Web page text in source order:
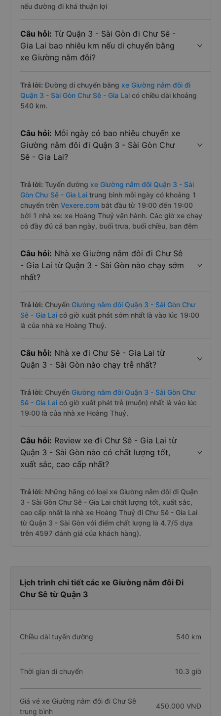
nếu đường đi khá thuận lợi
Câu hỏi: Từ Quận 3 - Sài Gòn đi Chư Sê -
Gia Lai bao nhiêu km nếu di chuyển bằng
xe Giường nằm đôi?
Trả lời: Đường di chuyển bằng xe Giường nằm đôi đi
Quận 3 - Sài Gòn Chư Sê - Gia Lai có chiều dài khoảng
540 km.
Câu hỏi: Mỗi ngày có bao nhiêu chuyến xe
Giường nằm đôi đi Quận 3 - Sài Gòn Chư
Sê - Gia Lai?
Trả lời: Tuyến đường xe Giường nằm đôi Quận 3 - Sài
Gòn Chư Sê - Gia Lai trung bình mỗi ngày có khoảng 1
chuyến trên Vexere.com bắt đầu từ 19:00 đến 19:00
bởi 1 nhà xe: xe Hoàng Thuỷ vận hành. Các giờ xe chạy
có đầy đủ cả ban ngày, buổi trưa, buổi chiều, ban đêm
Câu hỏi: Nhà xe Giường nằm đôi đi Chư Sê
- Gia Lai từ Quận 3 - Sài Gòn nào chạy sớm
nhất?
Trả lời: Chuyến Giường nằm đôi Quận 3 - Sài Gòn Chư
Sê - Gia Lai có giờ xuất phát sớm nhất là vào lúc 19:00
là của nhà xe Hoàng Thuỷ.
Câu hỏi: Nhà xe đi Chư Sê - Gia Lai từ
Quận 3 - Sài Gòn nào chạy trễ nhất?
Trả lời: Chuyến Giường nằm đôi Quận 3 - Sài Gòn Chư
Sê - Gia Lai có giờ xuất phát trễ (muộn) nhất là vào lúc
19:00 là của nhà xe Hoàng Thuỷ.
Câu hỏi: Review xe đi Chư Sê - Gia Lai từ
Quận 3 - Sài Gòn nào có chất lượng tốt,
xuất sắc, cao cấp nhất?
Trả lời: Những hãng có loại xe Giường nằm đôi đi Quận
3 - Sài Gòn Chư Sê - Gia Lai chất lượng tốt, xuất sắc,
cao cấp nhất là nhà xe Hoàng Thuỷ đi Chư Sê - Gia Lai
từ Quận 3 - Sài Gòn với điểm chất lượng là 4.7/5 dựa
trên 4597 đánh giá của khách hàng).
Lịch trình chi tiết các xe Giường nằm đôi Đi
Chư Sê từ Quận 3
Chiều dài tuyến đường 540 km
Thời gian di chuyển 10.3 giờ
Giá vé xe Giường nằm đôi đi Chư Sê
trung bình
450.000 VNĐ